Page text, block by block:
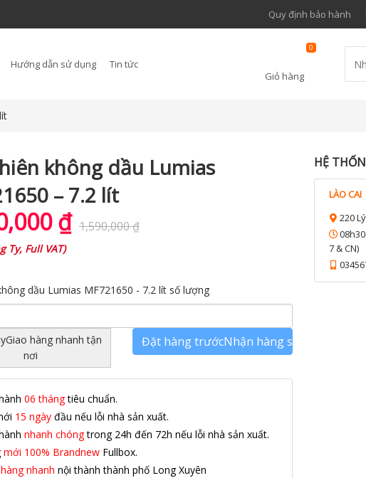
Quy định bảo hành
Hướng dẫn sử dụng
Tin tức
Giỏ hàng
0
không dầu Lumias
– 7.2 lít
₫ 1,590,000₫
Ty, Full VAT)
dầu Lumias MF721650 - 7.2 lít số lượng
Giao hàng nhanh tận
nơi
Đặt hàng trướcNhận hàng sớm nhất khi
06 thángtiêu chuẩn.
15 ngàyđầu nếu lỗi nhà sản xuất.
nhanh chóngtrong 24h đến 72h nếu lỗi nhà sản xuất.
mới 100% BrandnewFullbox.
nhanh nội thành thành phố Long Xuyên
HỆ
LÀO CAI
220
7 & CN)